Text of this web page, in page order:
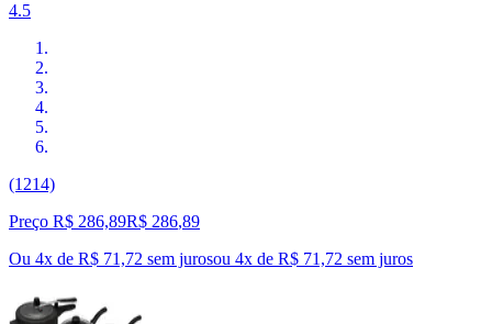
4.5
(1214)
Preço R$ 286,89R$ 286,89
Ou 4x de R$ 71,72 sem jurosou 4x de R$ 71,72 sem juros